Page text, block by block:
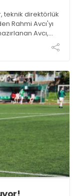
teknik direktörlük
Rahmi Avcı'yı
Avcı,